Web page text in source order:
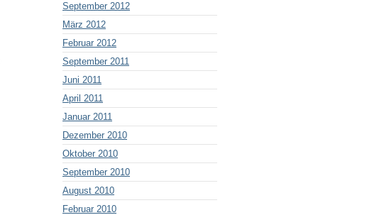
September 2012
März 2012
Februar 2012
September 2011
Juni 2011
April 2011
Januar 2011
Dezember 2010
Oktober 2010
September 2010
August 2010
Februar 2010